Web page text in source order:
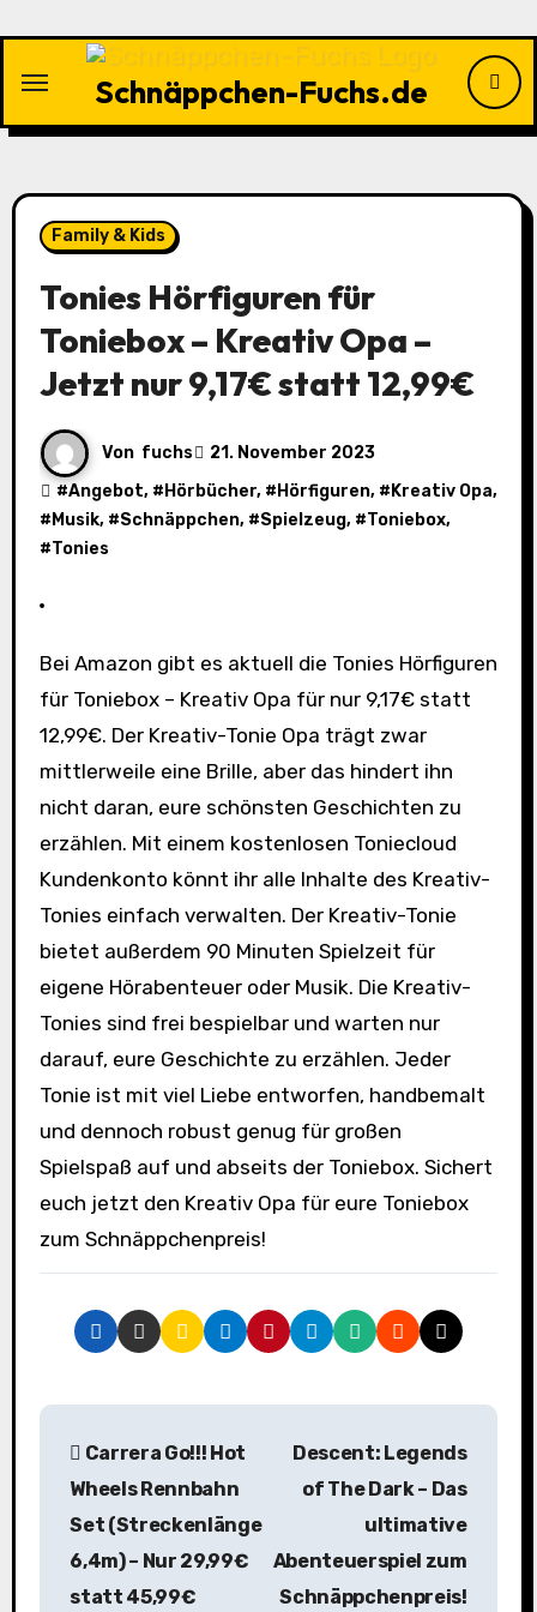
springen
Schnäppchen-Fuchs.de
Family & Kids
Tonies Hörfiguren für
Toniebox – Kreativ Opa –
Jetzt nur 9,17€ statt 12,99€
Von fuchs
21. November 2023
#Angebot, # Hörbücher, # Hörfiguren, # Kreativ Opa,
# Musik, #Schnäppchen, #Spielzeug, #Toniebox,
#Tonies
Bei Amazon gibt es aktuell die Tonies Hörfiguren
für Toniebox – Kreativ Opa für nur 9,17€ statt
12,99€. Der Kreativ-Tonie Opa trägt zwar
mittlerweile eine Brille, aber das hindert ihn
nicht daran, eure schönsten Geschichten zu
erzählen. Mit einem kostenlosen Toniecloud
Kundenkonto könnt ihr alle Inhalte des Kreativ-
Tonies einfach verwalten. Der Kreativ-Tonie
bietet außerdem 90 Minuten Spielzeit für
eigene Hörabenteuer oder Musik. Die Kreativ-
Tonies sind frei bespielbar und warten nur
darauf, eure Geschichte zu erzählen. Jeder
Tonie ist mit viel Liebe entworfen, handbemalt
und dennoch robust genug für großen
Spielspaß auf und abseits der Toniebox. Sichert
euch jetzt den Kreativ Opa für eure Toniebox
zum Schnäppchenpreis!
B
Carrera Go!!! Hot
Wheels Rennbahn
Set (Streckenlänge
6,4m) – Nur 29,99€
statt 45,99€
Descent: Legends
of The Dark – Das
ultimative
Abenteuerspiel zum
Schnäppchenpreis!